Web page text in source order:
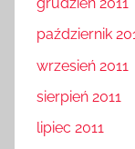
październik
wrzesień 2011
sierpień 2011
lipiec 2011